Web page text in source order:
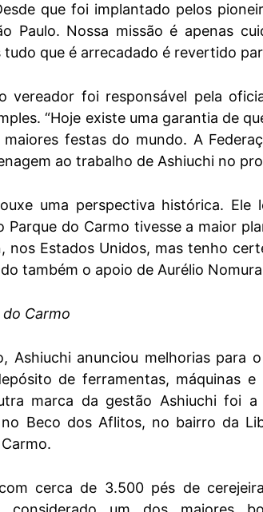
que foi implantado pelos
Paulo. Nossa missão é apenas
que é arrecadado é revertido
vereador foi responsável pela
“Hoje existe uma garantia de
festas do mundo. A
ao trabalho de Ashiuchi no
uma perspectiva histórica.
do Carmo tivesse a maior
nos Estados Unidos, mas tenho
também o apoio de Aurélio
Carmo
Ashiuchi anunciou melhorias para
de ferramentas, máquinas
marca da gestão Ashiuchi foi a
Beco dos Aflitos, no bairro da
cerca de 3.500 pés de